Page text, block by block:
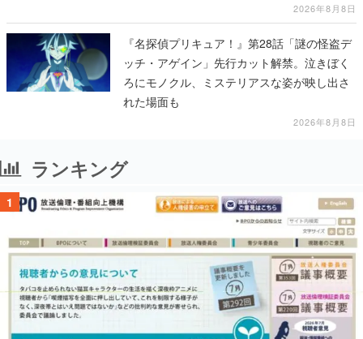
2026年8月8日
『名探偵プリキュア！』第28話「謎の怪盗デ
ッチ・アゲイン」先行カット解禁。泣きぼく
ろにモノクル、ミステリアスな姿が映し出さ
れた場面も
2026年8月8日
ランキング
1